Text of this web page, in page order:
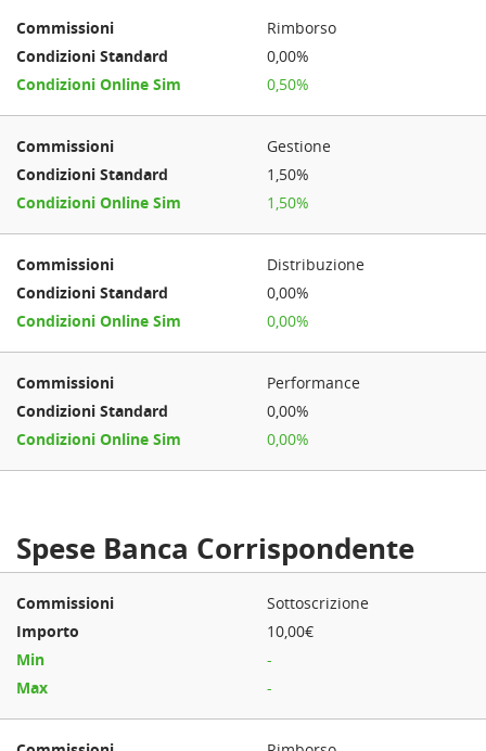
Rimborso
0,00%
0,50%
Gestione
1,50%
1,50%
Distribuzione
0,00%
0,00%
Performance
0,00%
0,00%
Spese Banca Corrispondente
Sottoscrizione
10,00€
-
-